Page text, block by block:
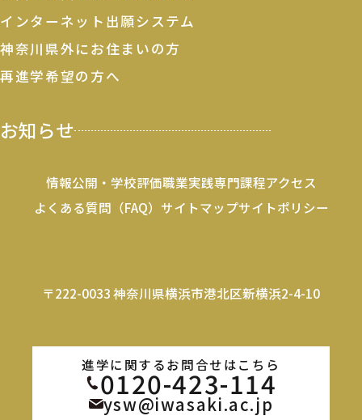
インターネット出願システム
神奈川県外にお住まいの方
再進学希望の方へ
お知らせ
情報公開・学校評価職業実践専門課程アクセス
よくある質問（FAQ） サイトマップサイトポリシー
〒222-0033 神奈川県横浜市港北区新横浜2-4-10
進学に関するお問合せはこちら
0120-423-114
ysw@iwasaki.ac.jp